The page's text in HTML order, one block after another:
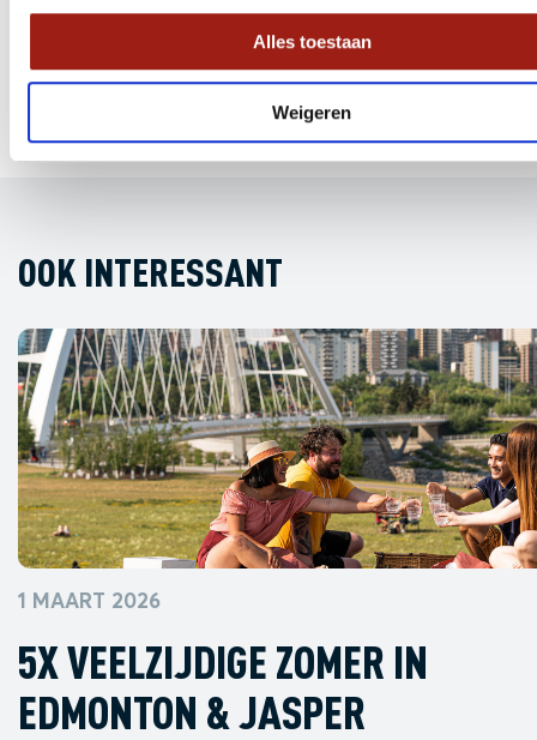
Alles toestaan
Weigeren
reizen naar Canada vind je op
Fotocredit header: © Explore Edmonton
OOK INTERESSANT
1 MAART 2026
5X VEELZIJDIGE ZOMER IN
EDMONTON & JASPER